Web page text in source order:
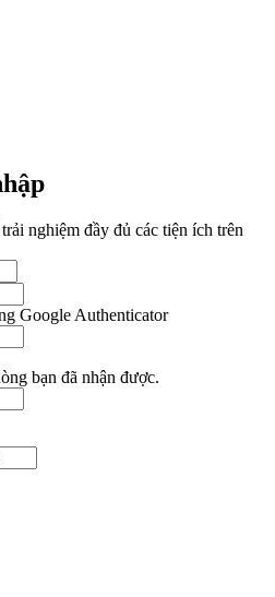
nghiệm đầy đủ các tiện ích trên
Google Authenticator
bạn đã nhận được.